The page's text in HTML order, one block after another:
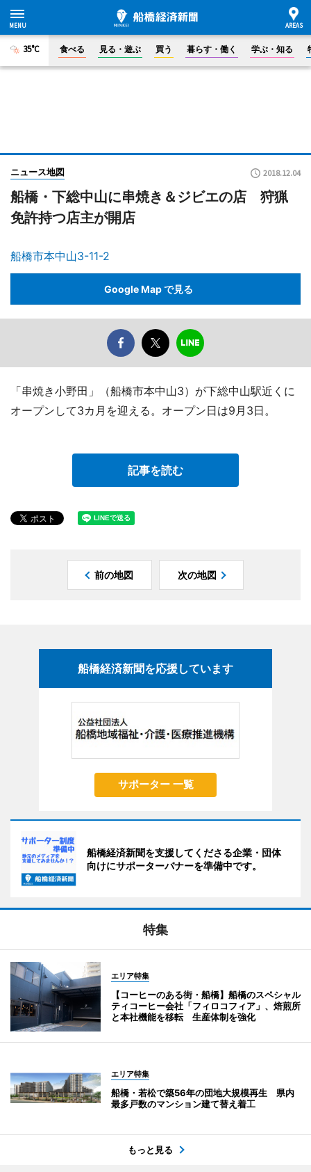
35°C 食べる 見る・遊ぶ 買う 暮らす・働く 学ぶ・知る
ニュース地図 2018.12.04
船橋・下総中山に串焼き＆ジビエの店 狩猟
免許持つ店主が開店
船橋市本中山3-11-2
Google Map で見る
「串焼き小野田」（船橋市本中山3）が下総中山駅近くに
オープンして3カ月を迎える。オープン日は9月3日。
記事を読む
前の地図 次の地図
船橋経済新聞を応援しています
サポーター 一覧
船橋経済新聞を支援してくださる企業・団体
向けにサポーターバナーを準備中です。
特集
エリア特集
【コーヒーのある街・船橋】船橋のスペシャル
ティコーヒー会社「フィロコフィア」、焙煎所
と本社機能を移転 生産体制を強化
エリア特集
船橋・若松で築56年の団地大規模再生 県内
最多戸数のマンション建て替え着工
もっと見る